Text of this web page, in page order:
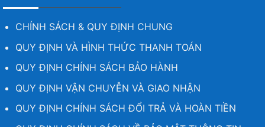
CHÍNH SÁCH & QUY ĐỊNH CHUNG
QUY ĐỊNH VÀ HÌNH THỨC THANH TOÁN
QUY ĐỊNH CHÍNH SÁCH BẢO HÀNH
QUY ĐỊNH VẬN CHUYỄN VÀ GIAO NHẬN
QUY ĐỊNH CHÍNH SÁCH ĐỔI TRẢ VÀ HOÀN TIỀN